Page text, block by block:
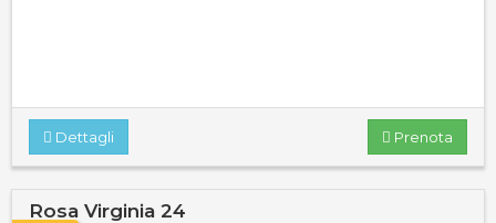
Prenota
Dettagli
Rosa Virginia 24